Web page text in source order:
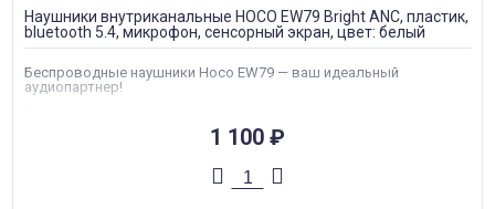
Наушники внутриканальные HOCO EW79 Bright ANC, пластик,
bluetooth 5.4, микрофон, сенсорный экран, цвет: белый
Беспроводные наушники Hoco EW79 — ваш идеальный
аудиопартнер!
С функцией активного шумоподавления вы сможете
Забудьте о посторонних звуках и погрузитесь в мир музыки!
С Bluetooth 5.4 и чипом JL AC7003, эти наушники обеспечивают
1 100 ₽